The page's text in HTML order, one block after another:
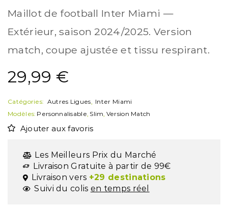
Maillot de football Inter Miami —
Extérieur, saison 2024/2025. Version
match, coupe ajustée et tissu respirant.
29,99 €
Catégories: Autres Ligues, Inter Miami
Modèles: Personnalisable, Slim, Version Match
Ajouter aux favoris
Les Meilleurs Prix du Marché
Livraison Gratuite à partir de 99€
Livraison vers +29 destinations
Suivi du colis en temps réel